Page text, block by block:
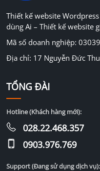
Thiết kế website
dùng Ai – Thiết kế website
Mã số doanh nghiệp:
Địa chỉ: 17 Nguyễn Đức
TỔNG ĐÀI
Hotline (Khách hàng mới):
028.22.468.357
0903.976.769
Support (Đang sử dụng dịch vụ):